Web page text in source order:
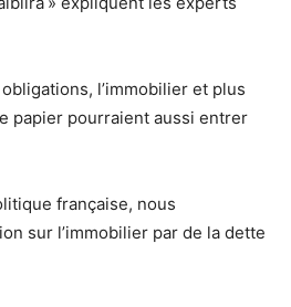
l’immobilier et plus
papier pourraient aussi entrer
française, nous
sur l’immobilier par de la dette